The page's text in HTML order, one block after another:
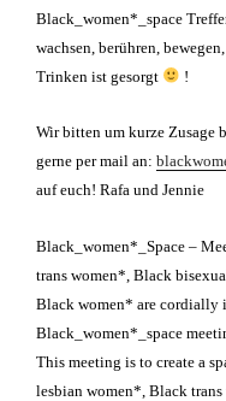
Black_women*_space
wachsen, berühren,
Trinken ist gesorgt
!
Wir bitten um kurze Zusage
gerne per mail an:
auf euch! Rafa und Jennie
Black_women*_Space –
trans women*, Black
Black women* are cordially
Black_women*_space
This meeting is to create a
lesbian women*, Black